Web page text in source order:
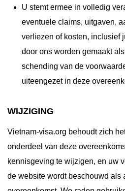
U stemt ermee in volledig
eventuele claims, uitgaven,
verliezen of kosten, inclusief
door ons worden gemaakt
schending van de
uiteengezet in deze
WIJZIGING
Vietnam-visa.org behoudt zich
onderdeel van deze
kennisgeving te wijzigen, en uw
de website wordt beschouwd als